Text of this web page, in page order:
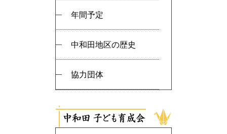
年間予定
中和田地区の歴史
協力団体